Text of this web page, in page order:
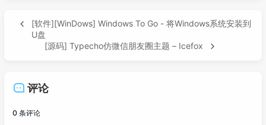
[软件][WinDows] Windows To Go - 将Windows系统安装到
U盘
[源码] Typecho仿微信朋友圈主题 – Icefox
评论